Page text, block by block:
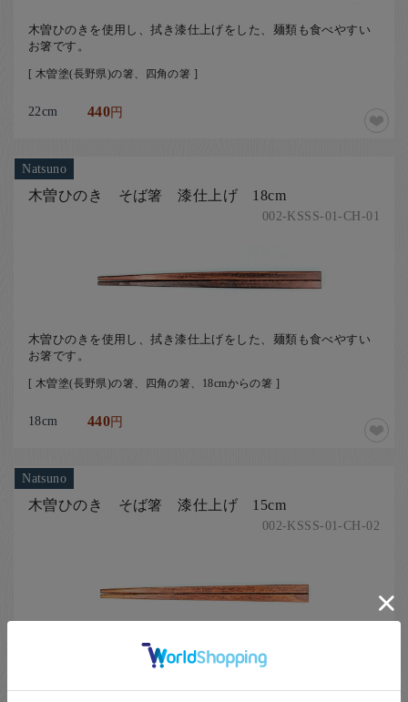
木曽ひのきを使用し、拭き漆仕上げをした、麺類も食べやすい
お箸です。
[ 木曽塗(長野県)の箸、四角の箸 ]
22cm 440円
Natsuno
木曽ひのき そば箸 漆仕上げ 18cm
002-KSSS-01-CH-01
木曽ひのきを使用し、拭き漆仕上げをした、麺類も食べやすい
お箸です。
[ 木曽塗(長野県)の箸、四角の箸、18cmからの箸 ]
18cm 440円
Natsuno
木曽ひのき そば箸 漆仕上げ 15cm
002-KSSS-01-CH-02
木曽ひのきを使用し、拭き漆仕上げをした、麺類も食べやすい
[ 木曽塗(長野県)の箸、四角の箸、15cmからの箸 ]